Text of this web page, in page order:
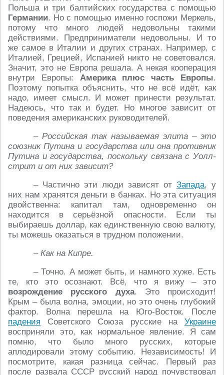
Польша и три балтийских государства с помощью
Германии. Но с помощью именно госпожи Меркель,
потому что много людей недовольны такими
действиями. Предприниматели недовольны. И то
же самое в Италии и других странах. Например, с
Италией, Грецией, Испанией никто не советовался.
Значит, это не Европа решала. А некая кооперация
внутри Европы: Америка плюс часть Европы.
Поэтому попытка объяснить, что не всё идёт, как
надо, имеет смысл. И может принести результат.
Надеюсь, что так и будет. Но многое зависит от
поведения американских руководителей.
– Российская так называемая элита – это
союзник Путина и государства или она противник
Путина и государства, поскольку связана с Уолл-
стрит и от них зависит?
– Частично эти люди зависят от Запада, у
них нам хранятся деньги в банках. Но эта ситуация
двойственна: капитал там, одновременно он
находится в серьёзной опасности. Если ты
выбираешь доллар, как единственную свою валюту,
ты можешь оказаться в трудном положении.
– Как на Кипре.
– Точно. А может быть, и намного хуже. Есть
те, кто это осознают. Всё, что я вижу – это
возрождение русского духа. Это происходит!
Крым – была волна, эмоции, но это очень глубокий
фактор. Волна перешла на Юго-Восток. После
падения Советского Союза русские на Украине
восприняли это, как нормальное явление. Я сам
помню, что было много русских, которые
аплодировали этому событию. Независимость! И
посмотрите, какая разница сейчас. Первый раз
после развала СССР русский народ почувствовал